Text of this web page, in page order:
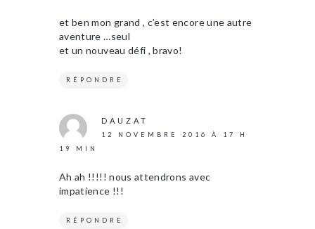
et ben mon grand , c’est encore une autre
aventure …seul
et un nouveau défi , bravo!
RÉPONDRE
DAUZAT
12 NOVEMBRE 2016 À 17 H
19 MIN
Ah ah !!!!! nous attendrons avec
impatience !!!
RÉPONDRE